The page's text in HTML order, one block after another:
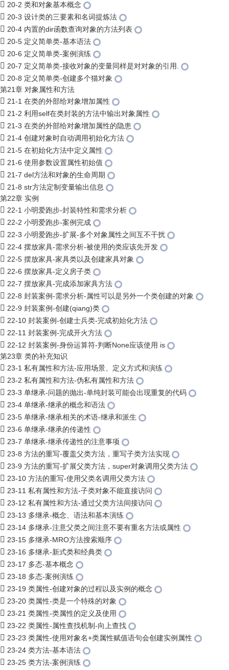
20-2 类和对象基本概念
20-3 设计类的三要素和名词提炼法
20-4 内置的dir函数查询对象的方法列表
20-5 定义简单类-基本语法
20-6 定义简单类-案例演练
20-7 定义简单类-接收对象的变量同样是对对象的引用.
20-8 定义简单类-创建多个猫对象
第21章 对象属性和方法
21-1 在类的外部给对象增加属性
21-2 利用self在类封装的方法中输出对象属性
21-3 在类的外部给对象增加属性的隐患
21-4 创建对象时自动调用初始化方法
21-5 在初始化方法中定义属性
21-6 使用参数设置属性初始值
21-7 del方法和对象的生命周期
21-8 str方法定制变量输出信息
第22章 实例
22-1 小明爱跑步-封装特性和需求分析
22-2 小明爱跑步-案例完成
22-3 小明爱跑步-扩展-多个对象属性之间互不干扰
22-4 摆放家具-需求分析-被使用的类应该先开发
22-5 摆放家具-家具类以及创建家具对象
22-6 摆放家具-定义房子类
22-7 摆放家具-完成添加家具方法
22-8 封装案例-需求分析-属性可以是另外一个类创建的对象
22-9 封装案例-创建(qiang)类
22-10 封装案例-创建士兵类-完成初始化方法
22-11 封装案例-完成开火方法
22-12 封装案例-身份运算符-判断None应该使用 is
第23章 类的补充知识
23-1 私有属性和方法-应用场景、定义方式和演练
23-2 私有属性和方法-伪私有属性和方法
23-3 单继承-问题的抛出-单纯封装可能会出现重复的代码
23-4 单继承-继承的概念和语法
23-5 单继承-继承相关的术语-继承和派生
23-6 单继承-继承的传递性
23-7 单继承-继承传递性的注意事项
23-8 方法的重写-覆盖父类方法，重写子类方法实现
23-9 方法的重写-扩展父类方法，super对象调用父类方法
23-10 方法的重写-使用父类名调用父类方法
23-11 私有属性和方法-子类对象不能直接访问
23-12 私有属性和方法-通过父类方法间接访问
23-13 多继承-概念、语法和基本演练
23-14 多继承-注意父类之间注意不要有重名方法或属性
23-15 多继承-MRO方法搜索顺序
23-16 多继承-新式类和经典类
23-17 多态-基本概念
23-18 多态-案例演练
23-19 类属性-创建对象的过程以及实例的概念
23-20 类属性-类是一个特殊的对象
23-21 类属性-类属性的定义及使用
23-22 类属性-属性查找机制-向上查找
23-23 类属性-使用对象名+类属性赋值语句会创建实例属性
23-24 类方法-基本语法
23-25 类方法-案例演练